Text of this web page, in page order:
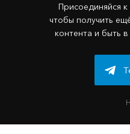
Присоединяйся
чтобы получить
контента и быть